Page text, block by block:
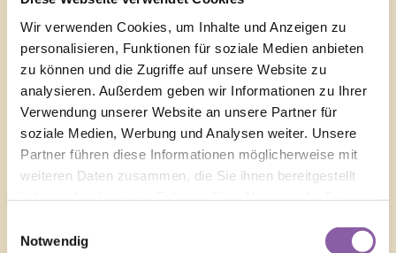
Wir verwenden Cookies, um Inhalte und Anzeigen zu
personalisieren, Funktionen für soziale Medien anbieten
zu können und die Zugriffe auf unsere Website zu
analysieren. Außerdem geben wir Informationen zu Ihrer
Verwendung unserer Website an unsere Partner für
soziale Medien, Werbung und Analysen weiter. Unsere
Partner führen diese Informationen möglicherweise mit
weiteren Daten zusammen, die Sie ihnen bereitgestellt
Notwendig
Schreibe einen Kommentar
Deine E-Mail-Adresse wird nicht veröffentlicht.
Erforderliche Felder sind mit*markiert
Kommentar*